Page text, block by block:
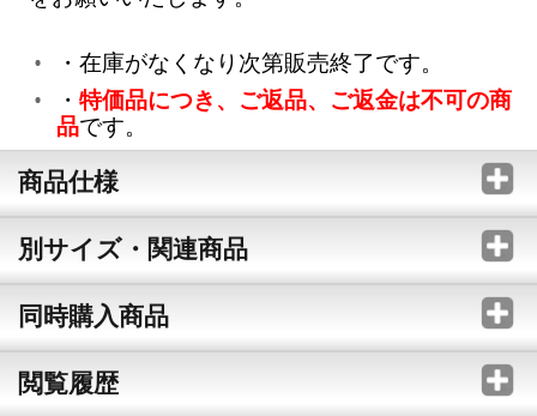
・在庫がなくなり次第販売終了です。
・ 特価品につき、ご返品、ご返金は不可の商
品です。
商品仕様
別サイズ・関連商品
同時購入商品
閲覧履歴